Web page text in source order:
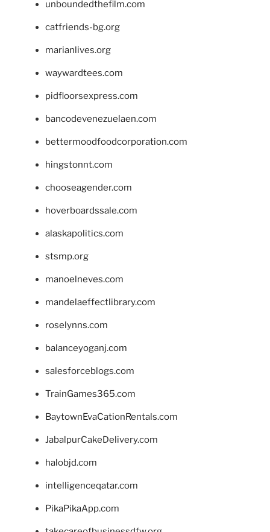
unboundedthefilm.com
catfriends-bg.org
marianlives.org
waywardtees.com
pidfloorsexpress.com
bancodevenezuelaen.com
bettermoodfoodcorporation.com
hingstonnt.com
chooseagender.com
hoverboardssale.com
alaskapolitics.com
stsmp.org
manoelneves.com
mandelaeffectlibrary.com
roselynns.com
balanceyoganj.com
salesforceblogs.com
TrainGames365.com
BaytownEvaCationRentals.com
JabalpurCakeDelivery.com
halobjd.com
intelligenceqatar.com
PikaPikaApp.com